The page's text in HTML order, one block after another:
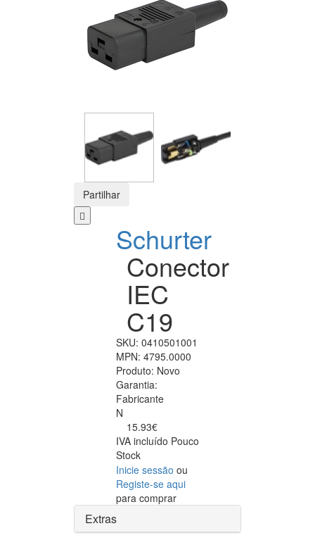
Partilhar
Schurter
Conector
IEC
C19
SKU: 0410501001
MPN: 4795.0000
Produto: Novo
Garantia:
Fabricante
N
15.93€
IVA incluído Pouco
Stock
Inicie sessão ou
Registe-se aqui
para comprar
Extras